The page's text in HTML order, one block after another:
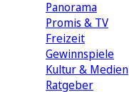
Panorama
Promis & TV
Freizeit
Gewinnspiele
Kultur & Medien
Ratgeber